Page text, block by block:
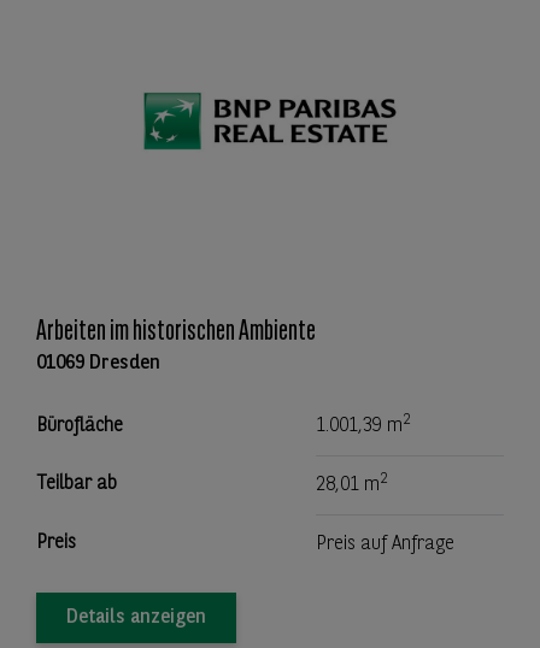
Arbeiten im historischen Ambiente
01069 Dresden
Bürofläche 1.001,39 m2
Teilbar ab 28,01 m2
Preis Preis auf Anfrage
Details anzeigen